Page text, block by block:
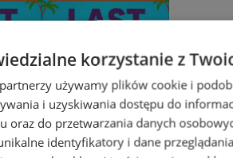
korzystanie z
używamy plików cookie i
i uzyskiwania dostępu do
oraz do przetwarzania danych
identyfikatory i dane